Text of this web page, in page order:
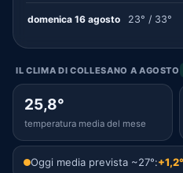
domenica 16 agosto 23° / 33°
IL CLIMA DI COLLESANO A AGOSTO
25,8°
temperatura media del mese
Oggi media prevista ~27°: